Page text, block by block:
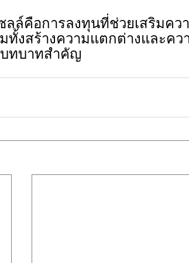
ลล์คือการลงทุนที่ช่วยเสริมค
มทั้งสร้างความแตกต่างและคว
ทบาทสำคัญ